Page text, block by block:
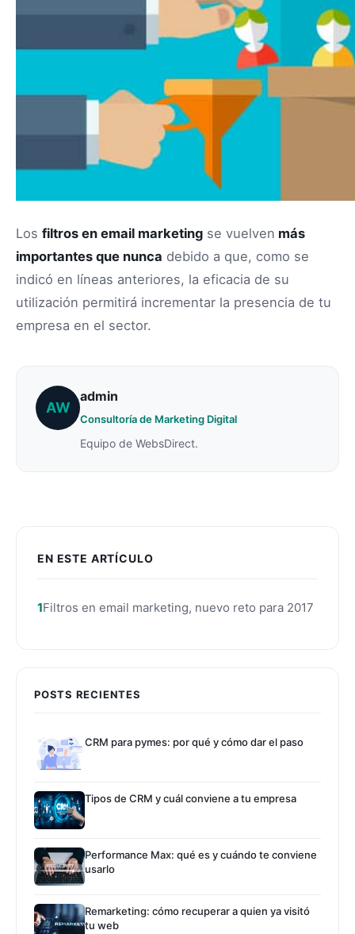
EN ESTE ARTÍCULO
Filtros en email marketing, nuevo reto para 2017
POSTS RECIENTES
CRM para pymes: por qué y cómo dar el paso
Tipos de CRM y cuál conviene a tu empresa
Performance Max: qué es y cuándo te conviene
usarlo
Remarketing: cómo recuperar a quien ya visitó
tu web
Los filtros en email marketing se vuelven más
importantes que nunca debido a que, como se
indicó en líneas anteriores, la eficacia de su
utilización permitirá incrementar la presencia de tu
empresa en el sector.
AW
admin
Consultoría de Marketing Digital
Equipo de WebsDirect.